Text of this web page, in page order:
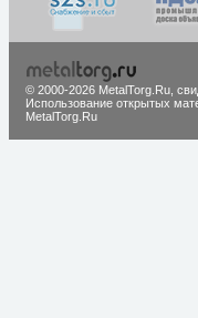
© 2000-2026 MetalTorg.Ru,
Использование открытых
MetalTorg.Ru